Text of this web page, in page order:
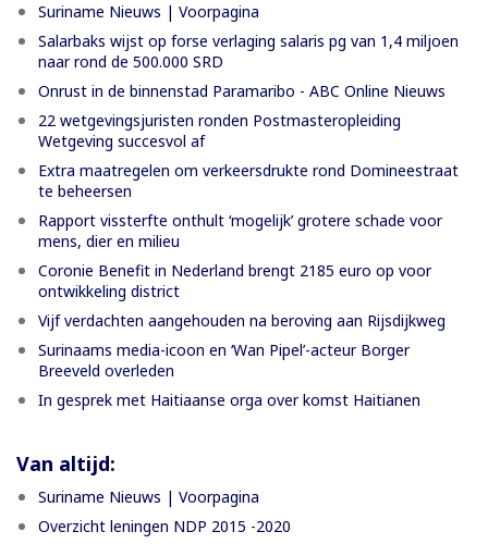
Suriname Nieuws | Voorpagina
Salarbaks wijst op forse verlaging salaris pg van 1,4 miljoen
naar rond de 500.000 SRD
Onrust in de binnenstad Paramaribo - ABC Online Nieuws
22 wetgevingsjuristen ronden Postmasteropleiding
Wetgeving succesvol af
Extra maatregelen om verkeersdrukte rond Domineestraat
te beheersen
Rapport vissterfte onthult ‘mogelijk’ grotere schade voor
mens, dier en milieu
Coronie Benefit in Nederland brengt 2185 euro op voor
ontwikkeling district
Vijf verdachten aangehouden na beroving aan Rijsdijkweg
Surinaams media-icoon en ‘Wan Pipel’-acteur Borger
Breeveld overleden
In gesprek met Haitiaanse orga over komst Haitianen
Van altijd:
Suriname Nieuws | Voorpagina
Overzicht leningen NDP 2015 -2020